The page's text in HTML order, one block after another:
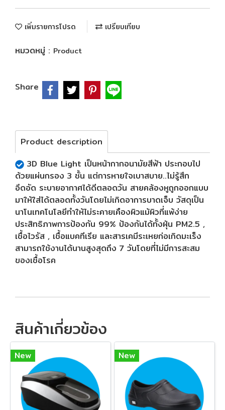
เพิ่มรายการโปรด เปรียบเทียบ
หมวดหมู่ : Product
Share
Product description
3D Blue Light เป็นหน้ากากอนามัยสีฟ้า ประกอบไป
ด้วยแผ่นกรอง 3 ชั้น แต่การหายใจเบาสบาย..ไม่รู้สึก
อึดอัด ระบายอากาศได้ดีตลอดวัน สายคล้องหูถูกออกแบบ
มาให้ใส่ได้ตลอดทั้งวันโดยไม่เกิดอาการบาดเจ็บ วัสดุเป็น
นาโนเทคโนโลยีทำให้ไม่ระคายเคืองผิวแม้ผิวที่แพ้ง่าย
ประสิทธิภาพการป้องกัน 99% ป้องกันได้ทั้งฝุ่น PM2.5 ,
เชื้อไวรัส , เชื้อแบคทีเรีย และสารเคมีระเหยก่อเกิดมะเร็ง
สามารถใช้งานได้นานสูงสุดถึง 7 วันโดยที่ไม่มีการสะสม
ของเชื้อโรค
สินค้าเกี่ยวข้อง
New New